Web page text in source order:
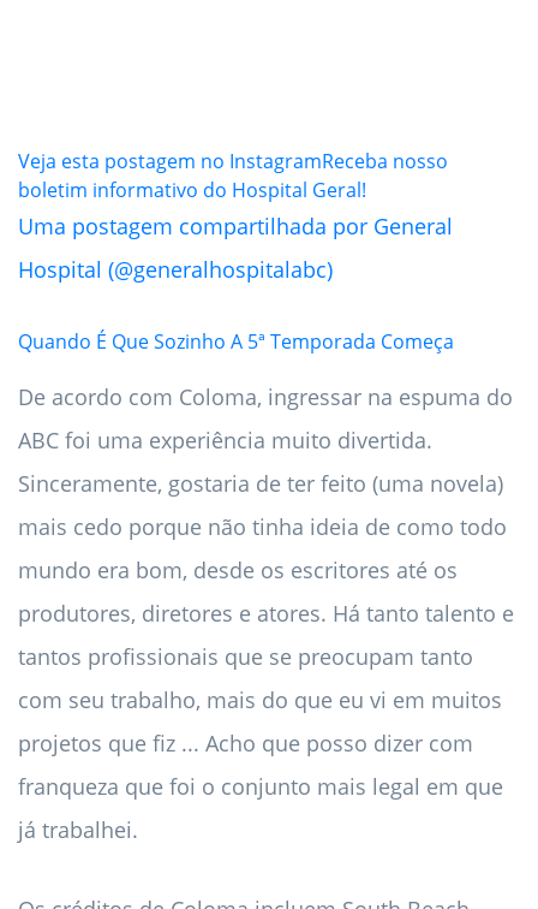
Veja esta postagem no InstagramReceba nosso
boletim informativo do Hospital Geral!
Uma postagem compartilhada por General
Hospital (@generalhospitalabc)
Quando É Que Sozinho A 5ª Temporada Começa
De acordo com Coloma, ingressar na espuma do
ABC foi uma experiência muito divertida.
Sinceramente, gostaria de ter feito (uma novela)
mais cedo porque não tinha ideia de como todo
mundo era bom, desde os escritores até os
produtores, diretores e atores. Há tanto talento e
tantos profissionais que se preocupam tanto
com seu trabalho, mais do que eu vi em muitos
projetos que fiz ... Acho que posso dizer com
franqueza que foi o conjunto mais legal em que
já trabalhei.